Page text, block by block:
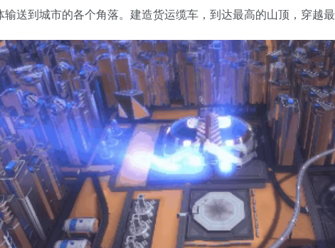
送到城市的各个角落。建造货运缆车，到达最高的山顶，穿越最